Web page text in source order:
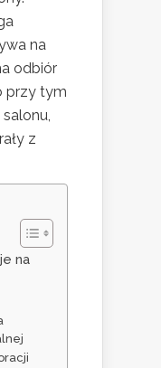
na
odbiór
przy tym
z
na